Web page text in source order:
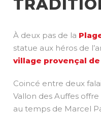
À deux pas de la
statue aux héros de
village provençal
Coincé entre deux
Vallon des Auffes
au temps de Marcel